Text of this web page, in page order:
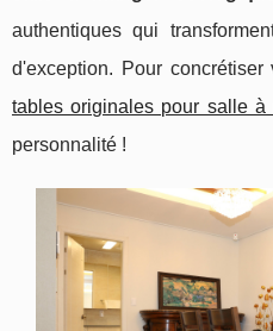
authentiques qui
d'exception. Pour concrétiser
tables originales pour salle à
personnalité !